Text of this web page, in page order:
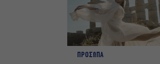
ΠΡΟΣΩΠΑ